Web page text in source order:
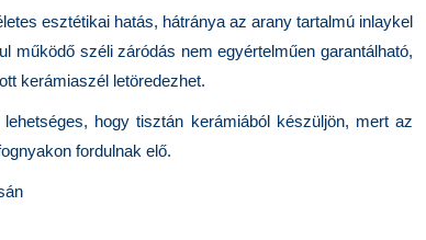
esztétikai hatás, hátránya az arany tartalmú inlaykel
működő széli záródás nem egyértelműen garantálható,
kerámiaszél letöredezhet.
hogy tisztán kerámiából készüljön, mert az
fordulnak elő.